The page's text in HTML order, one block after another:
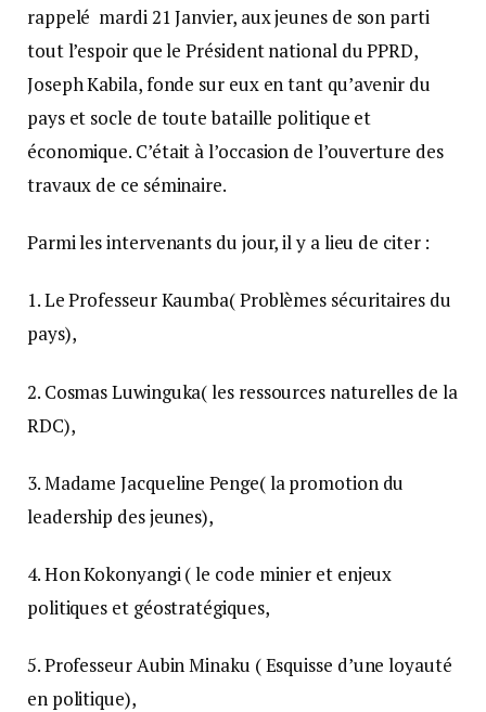
rappelé mardi 21 Janvier, aux jeunes de son parti
tout l’espoir que le Président national du PPRD,
Joseph Kabila, fonde sur eux en tant qu’avenir du
pays et socle de toute bataille politique et
économique. C’était à l’occasion de l’ouverture des
travaux de ce séminaire.
Parmi les intervenants du jour, il y a lieu de citer :
1. Le Professeur Kaumba( Problèmes sécuritaires du
pays),
2. Cosmas Luwinguka( les ressources naturelles de la
RDC),
3. Madame Jacqueline Penge( la promotion du
leadership des jeunes),
4. Hon Kokonyangi ( le code minier et enjeux
politiques et géostratégiques,
5. Professeur Aubin Minaku ( Esquisse d’une loyauté
en politique),